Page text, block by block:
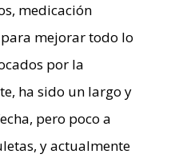
medicación
mejorar todo lo
por la
ha sido un largo y
pero poco a
y actualmente